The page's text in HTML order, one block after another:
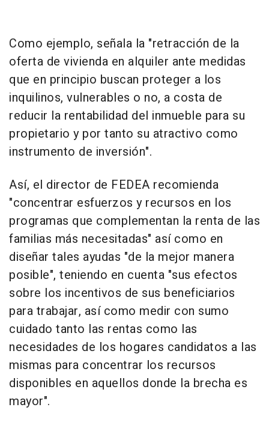
Como ejemplo, señala la "retracción de la
oferta de vivienda en alquiler ante medidas
que en principio buscan proteger a los
inquilinos, vulnerables o no, a costa de
reducir la rentabilidad del inmueble para su
propietario y por tanto su atractivo como
instrumento de inversión".
Así, el director de FEDEA recomienda
"concentrar esfuerzos y recursos en los
programas que complementan la renta de las
familias más necesitadas" así como en
diseñar tales ayudas "de la mejor manera
posible", teniendo en cuenta "sus efectos
sobre los incentivos de sus beneficiarios
para trabajar, así como medir con sumo
cuidado tanto las rentas como las
necesidades de los hogares candidatos a las
mismas para concentrar los recursos
disponibles en aquellos donde la brecha es
mayor".